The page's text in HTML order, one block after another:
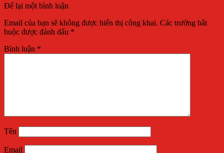
Để lại một bình luận
Email của bạn sẽ không được hiển thị công khai. Các trường bắt
buộc được đánh dấu *
Bình luận *
Tên
Email